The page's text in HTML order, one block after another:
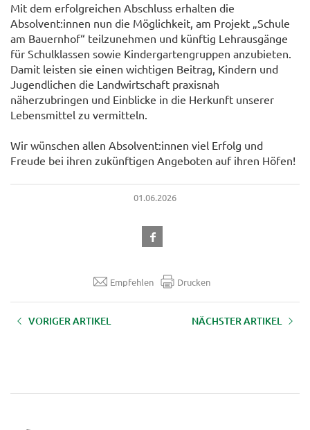
Mit dem erfolgreichen Abschluss erhalten die
Absolvent:innen nun die Möglichkeit, am Projekt „Schule
am Bauernhof“ teilzunehmen und künftig Lehrausgänge
für Schulklassen sowie Kindergartengruppen anzubieten.
Damit leisten sie einen wichtigen Beitrag, Kindern und
Jugendlichen die Landwirtschaft praxisnah
näherzubringen und Einblicke in die Herkunft unserer
Lebensmittel zu vermitteln.
Wir wünschen allen Absolvent:innen viel Erfolg und
Freude bei ihren zukünftigen Angeboten auf ihren Höfen!
01.06.2026
Empfehlen Drucken
VORIGER ARTIKEL NÄCHSTER ARTIKEL